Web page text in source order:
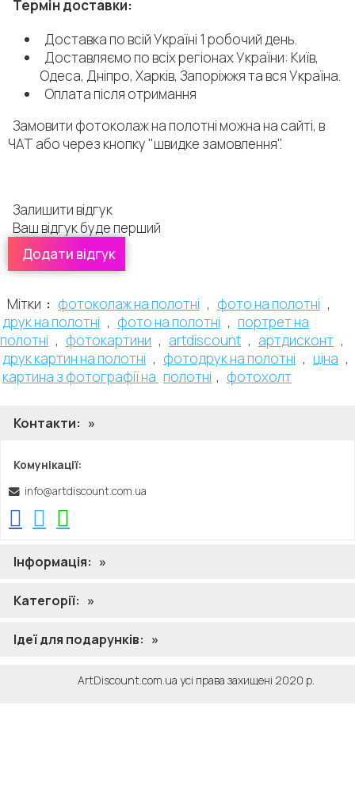
Термін доставки:
Доставка по всій Україні 1 робочий день.
Доставляємо по всіх регіонах України: Київ,
Одеса, Дніпро, Харків, Запоріжжя та вся Україна.
Оплата після отримання
Замовити фотоколаж на полотні можна на сайті, в
ЧАТ або через кнопку "швидке замовлення".
Залишити відгук
Ваш відгук буде перший
Додати відгук
Залишити відгук:
Оцінити цей продукт:
Загальна оцінка: *
Ви б порекомендували цей продукт? *
Так
Ні
Про себе
Ваш nickname: *
Ваш телефон:
Ваш email:
Відгук
*
20 символів мінімум. Акцент на продукті та ваш досвід
Мітки : фотоколаж на полотні , фото на полотні ,
друк на полотні , фото на полотні , портрет на
полотні , фотокартини , artdiscount , артдисконт ,
друк картин на полотні , фотодрук на полотні , ціна ,
картина з фотографії на полотні , фотохолт
Контакти: »
Комунікації:
info@artdiscount.com.ua
Інформація: »
Категорії: »
Ідеї ​​для подарунків: »
ArtDiscount.com.ua усі права захищені 2020 р.